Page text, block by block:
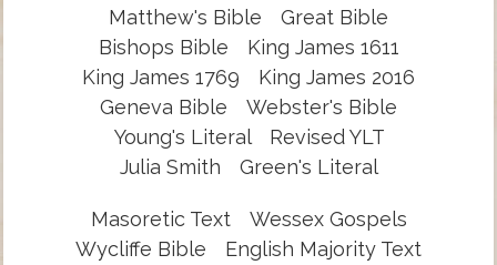
Matthew's Bible
Great Bible
Bishops Bible
King James 1611
King James 1769
King James 2016
Geneva Bible
Webster's Bible
Young's Literal
Revised YLT
Julia Smith
Green's Literal
Masoretic Text
Wessex Gospels
Wycliffe Bible
English Majority Text